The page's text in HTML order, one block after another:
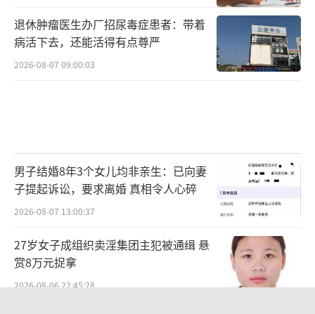
退休肿瘤医生办厂招尿毒症患者：带着
病活下去，还能活得有点尊严
2026-08-07 09:00:03
男子结婚8年3个女儿均非亲生：已向妻
子提起诉讼，要求离婚 真相令人心碎
2026-08-07 13:00:37
27岁女子成组织卖淫集团主犯被通缉 悬
赏8万元捉拿
2026-08-06 22:45:28